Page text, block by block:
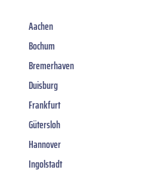
Aachen
Bochum
Bremerhaven
Duisburg
Frankfurt
Gütersloh
Hannover
Ingolstadt